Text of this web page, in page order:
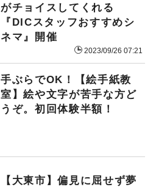
がチョイスしてくれる
『DICスタッフおすすめシ
ネマ』開催
2023/09/26 07:21
手ぶらでOK！【絵手紙教
室】絵や文字が苦手な方ど
うぞ。初回体験半額！
【大東市】偏見に屈せず夢